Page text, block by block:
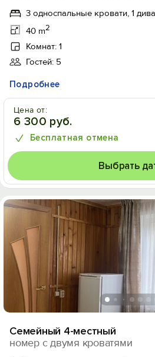
3 односпальные кровати, 1
40 m2
Комнат: 1
Гостей: 5
Подробнее
Цена от:
6 300 руб.
Бесплатная отмена
Выбрать
Семейный 4-местный
номер с двумя кроватями